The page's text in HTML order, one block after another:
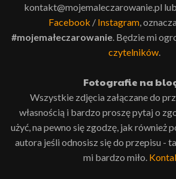
kontakt@mojemaleczarowanie.pl
Facebook / Instagram,
#mojemałeczarowanie. Będzie mi
czytelników.
Fotografie na
Wszystkie zdjęcia załączane do
własnością i bardzo proszę pytaj o
użyć, na pewno się zgodzę, jak również
autora jeśli odnosisz się do przepisu -
mi bardzo miło.